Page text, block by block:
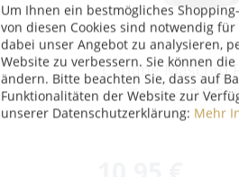
Veneto |
Cantine Maschio
Treviso DOC
Um Ihnen ein bestmögliches
von diesen Cookies sind notwendig
dabei unser Angebot zu analysieren,
Website zu verbessern. Sie können
ändern. Bitte beachten Sie, dass auf
Funktionalitäten der Website zur
unserer Datenschutzerklärung: Mehr